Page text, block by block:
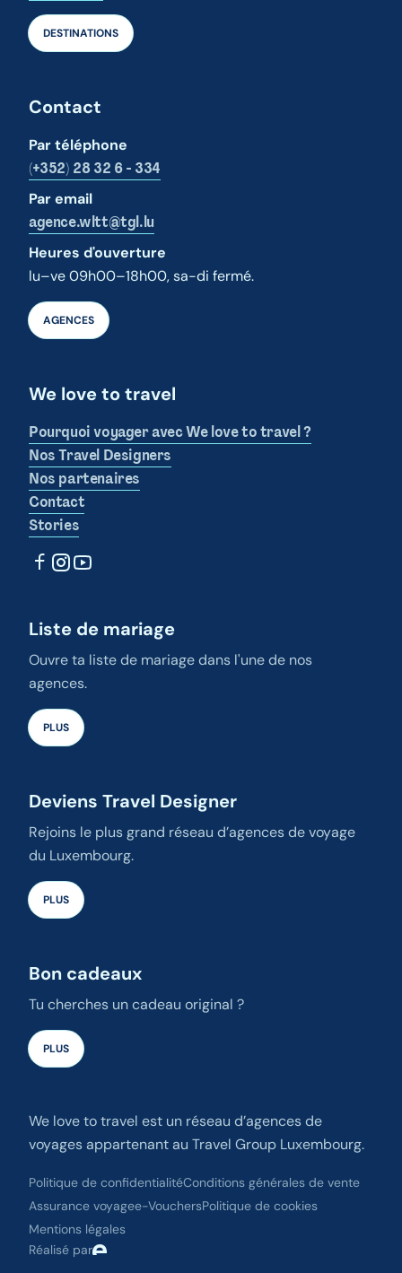
DESTINATIONS
Contact
Par téléphone
(+352) 28 32 6 - 334
Par email
agence.wltt@tgl.lu
Heures d'ouverture
lu–ve 09h00–18h00, sa-di fermé.
AGENCES
We love to travel
Pourquoi voyager avec We love to travel ?
Nos Travel Designers
Nos partenaires
Contact
Stories
Liste de mariage
Ouvre ta liste de mariage dans l'une de nos
agences.
PLUS
Deviens Travel Designer
Rejoins le plus grand réseau d’agences de voyage
du Luxembourg.
PLUS
Bon cadeaux
Tu cherches un cadeau original ?
PLUS
We love to travel est un réseau d’agences de
voyages appartenant au Travel Group Luxembourg.
Politique de confidentialitéConditions générales de vente
Assurance voyagee-VouchersPolitique de cookies
Mentions légales
Réalisé par